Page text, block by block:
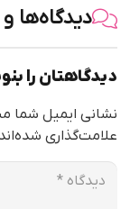
دیدگاهتان را
نشانی ایمیل شما
علامت‌گذاری شده‌اند